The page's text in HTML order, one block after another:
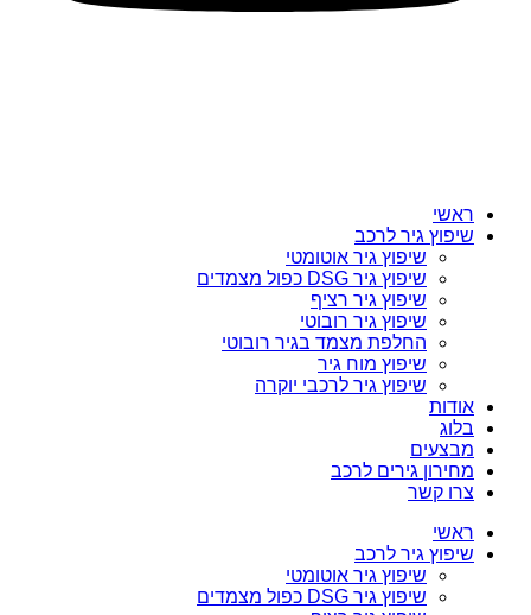
ראשי
שיפוץ גיר לרכב
שיפוץ גיר אוטומטי
שיפוץ גיר DSG כפול מצמדים
שיפוץ גיר רציף
שיפוץ גיר רובוטי
החלפת מצמד בגיר רובוטי
שיפוץ מוח גיר
שיפוץ גיר לרכבי יוקרה
אודות
בלוג
מבצעים
מחירון גירים לרכב
צרו קשר
ראשי
שיפוץ גיר לרכב
שיפוץ גיר אוטומטי
שיפוץ גיר DSG כפול מצמדים